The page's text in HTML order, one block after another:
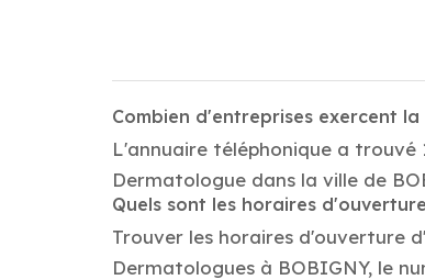
Combien d'entreprises exercent
L'annuaire téléphonique a
Dermatologue dans la ville de
Quels sont les horaires
Trouver les horaires d'ouverture
Dermatologues à BOBIGNY, le